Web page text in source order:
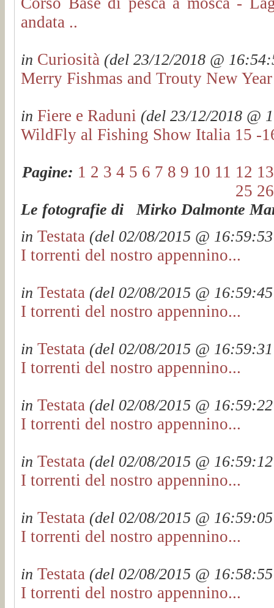
andata ..
in Curiosità (del 23/12/2018 @
Merry Fishmas and Trouty New Year
in Fiere e Raduni (del 23/12/2018 @
WildFly al Fishing Show Italia 15 -
Pagine: 1 2 3 4 5 6 7 8 9 10 11 12 13
25 26
Le fotografie di Mirko Dalmonte
in Testata (del 02/08/2015 @
I torrenti del nostro appennino...
in Testata (del 02/08/2015 @
I torrenti del nostro appennino...
in Testata (del 02/08/2015 @
I torrenti del nostro appennino...
in Testata (del 02/08/2015 @
I torrenti del nostro appennino...
in Testata (del 02/08/2015 @
I torrenti del nostro appennino...
in Testata (del 02/08/2015 @
I torrenti del nostro appennino...
in Testata (del 02/08/2015 @
I torrenti del nostro appennino...